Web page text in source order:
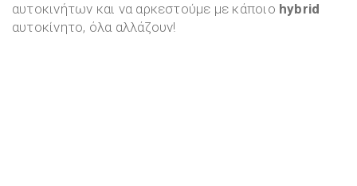
αυτοκινήτων και να αρκεστούμε με κάποιο hybrid
αυτοκίνητο, όλα αλλάζουν!